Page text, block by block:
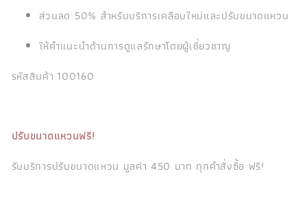
ส่วนลด 50% สำหรับบริการเคลือบใหม่และปรับขนาดแหวน
ให้คำแนะนำด้านการดูแลรักษาโดยผู้เชี่ยวชาญ
รหัสสินค้า 100160
ปรับขนาดแหวนฟรี!
รับบริการปรับขนาดแหวน มูลค่า 450 บาท ทุกคำสั่งซื้อ ฟรี!